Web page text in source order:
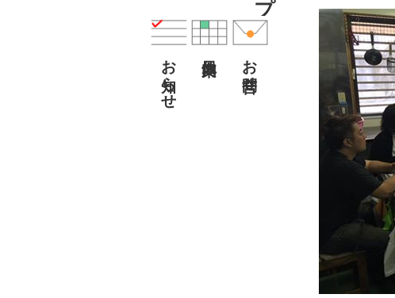
お知らせ お問合せ